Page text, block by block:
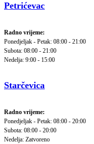
Petrićevac
Radno vrijeme:
Ponedjeljak - Petak: 08:00 - 21:00
Subota: 08:00 - 21:00
Nedelja: 9:00 - 15:00
Starčevica
Radno vrijeme:
Ponedjeljak - Petak: 08:00 - 20:00
Subota: 08:00 - 20:00
Nedelja: Zatvoreno